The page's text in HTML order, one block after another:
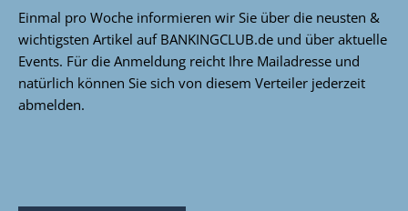
Einmal pro Woche informieren wir Sie über die neusten &
wichtigsten Artikel auf BANKINGCLUB.de und über aktuelle
Events. Für die Anmeldung reicht Ihre Mailadresse und
natürlich können Sie sich von diesem Verteiler jederzeit
abmelden.